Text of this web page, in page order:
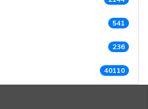
541
236
40110